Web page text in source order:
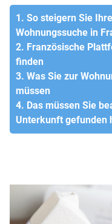
1. So steigern Sie
Wohnungssuche in
2. Französische
finden
3. Was Sie zur
müssen
4. Das müssen Sie
Unterkunft gefunden